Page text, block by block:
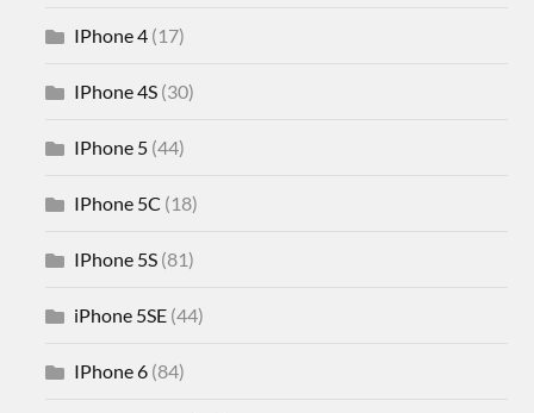
IPhone 4 (17)
IPhone 4S (30)
IPhone 5 (44)
IPhone 5C (18)
IPhone 5S (81)
iPhone 5SE (44)
IPhone 6 (84)